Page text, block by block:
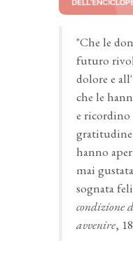
"Che le
futuro
dolore e
che le
e
hanno
mai
sognata
condizione
avvenire,